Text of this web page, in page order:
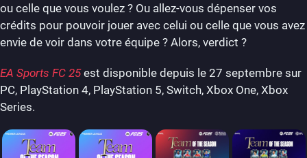
ou celle que vous voulez ? Ou allez-vous dépenser vos
crédits pour pouvoir jouer avec celui ou celle que vous avez
envie de voir dans votre équipe ? Alors, verdict ?
EA Sports FC 25est disponible depuis le 27 septembre sur
PC, PlayStation 4, PlayStation 5, Switch, Xbox One, Xbox
Series.